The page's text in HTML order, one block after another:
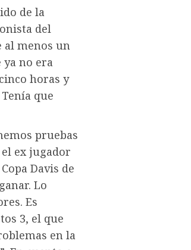
de la
del
al menos un
no era
horas y
que
pruebas
ex jugador
Davis de
Lo
Es
3, el que
en la